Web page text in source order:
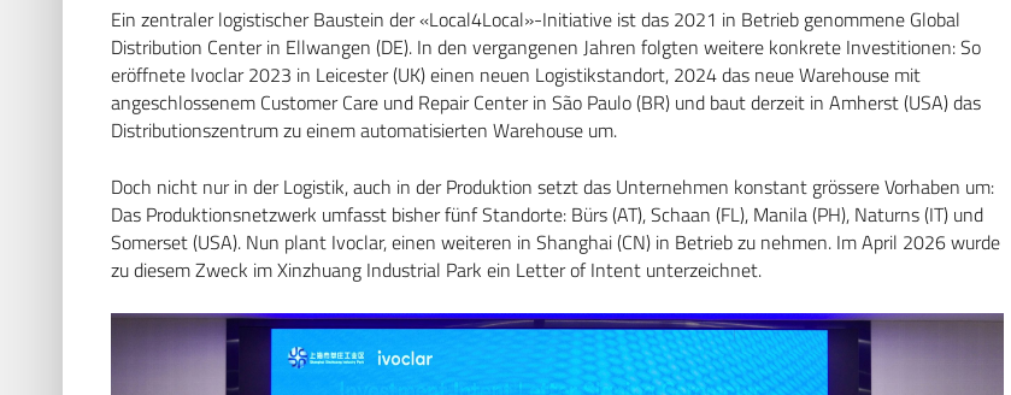
Ein zentraler logistischer Baustein der «Local4Local»-Initiative ist das 2021 in Betrieb genommene Global
Distribution Center in Ellwangen (DE). In den vergangenen Jahren folgten weitere konkrete Investitionen: So
eröffnete Ivoclar 2023 in Leicester (UK) einen neuen Logistikstandort, 2024 das neue Warehouse mit
angeschlossenem Customer Care und Repair Center in São Paulo (BR) und baut derzeit in Amherst (USA) das
Distributionszentrum zu einem automatisierten Warehouse um.
Doch nicht nur in der Logistik, auch in der Produktion setzt das Unternehmen konstant grössere Vorhaben um:
Das Produktionsnetzwerk umfasst bisher fünf Standorte: Bürs (AT), Schaan (FL), Manila (PH), Naturns (IT) und
Somerset (USA). Nun plant Ivoclar, einen weiteren in Shanghai (CN) in Betrieb zu nehmen. Im April 2026 wurde
zu diesem Zweck im Xinzhuang Industrial Park ein Letter of Intent unterzeichnet.